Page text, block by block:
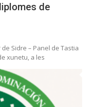
de
de Sidre – Panel de Tastia
xunetu, a les